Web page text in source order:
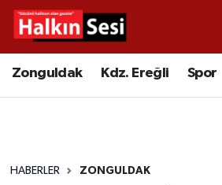
Zonguldak Kdz. Ereğli Spor
HABERLER ZONGULDAK
Video
Çaycuma
Merkez Hava Durumu